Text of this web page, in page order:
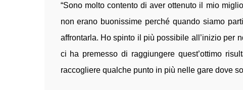
“Sono molto contento di aver ottenuto il mio
non erano buonissime perché quando siamo
affrontarla. Ho spinto il più possibile all’inizio per
ci ha premesso di raggiungere quest’ottimo
raccogliere qualche punto in più nelle gare dove